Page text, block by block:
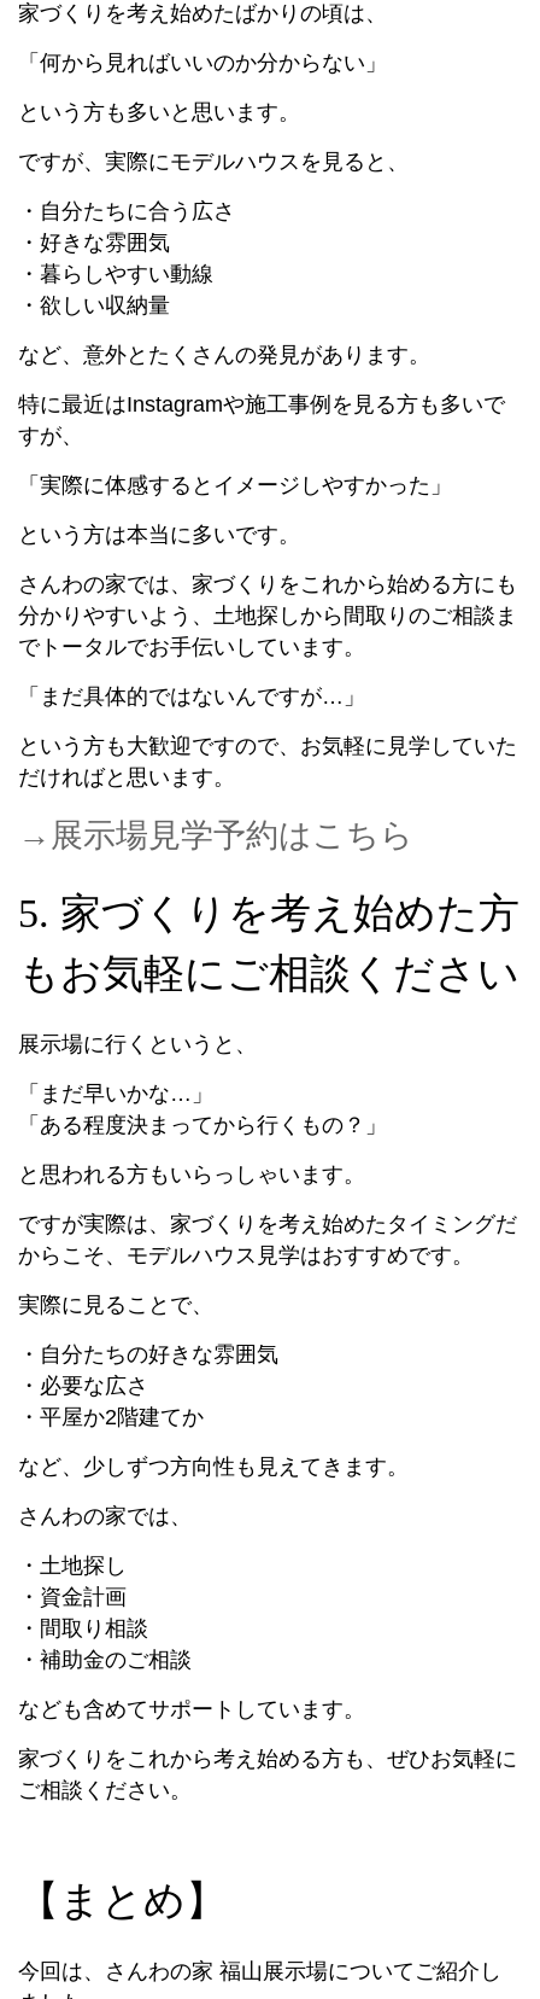
家づくりを考え始めたばかりの頃は、
「何から見ればいいのか分からない」
という方も多いと思います。
ですが、実際にモデルハウスを見ると、
・自分たちに合う広さ
・好きな雰囲気
・暮らしやすい動線
・欲しい収納量
など、意外とたくさんの発見があります。
特に最近はInstagramや施工事例を見る方も多いで
すが、
「実際に体感するとイメージしやすかった」
という方は本当に多いです。
さんわの家では、家づくりをこれから始める方にも
分かりやすいよう、土地探しから間取りのご相談ま
でトータルでお手伝いしています。
「まだ具体的ではないんですが…」
という方も大歓迎ですので、お気軽に見学していた
だければと思います。
→展示場見学予約はこちら
5. 家づくりを考え始めた方
もお気軽にご相談ください
展示場に行くというと、
「まだ早いかな…」
「ある程度決まってから行くもの？」
と思われる方もいらっしゃいます。
ですが実際は、家づくりを考え始めたタイミングだ
からこそ、モデルハウス見学はおすすめです。
実際に見ることで、
・自分たちの好きな雰囲気
・必要な広さ
・平屋か2階建てか
など、少しずつ方向性も見えてきます。
さんわの家では、
・土地探し
・資金計画
・間取り相談
・補助金のご相談
なども含めてサポートしています。
家づくりをこれから考え始める方も、ぜひお気軽に
ご相談ください。
【まとめ】
今回は、さんわの家 福山展示場についてご紹介し